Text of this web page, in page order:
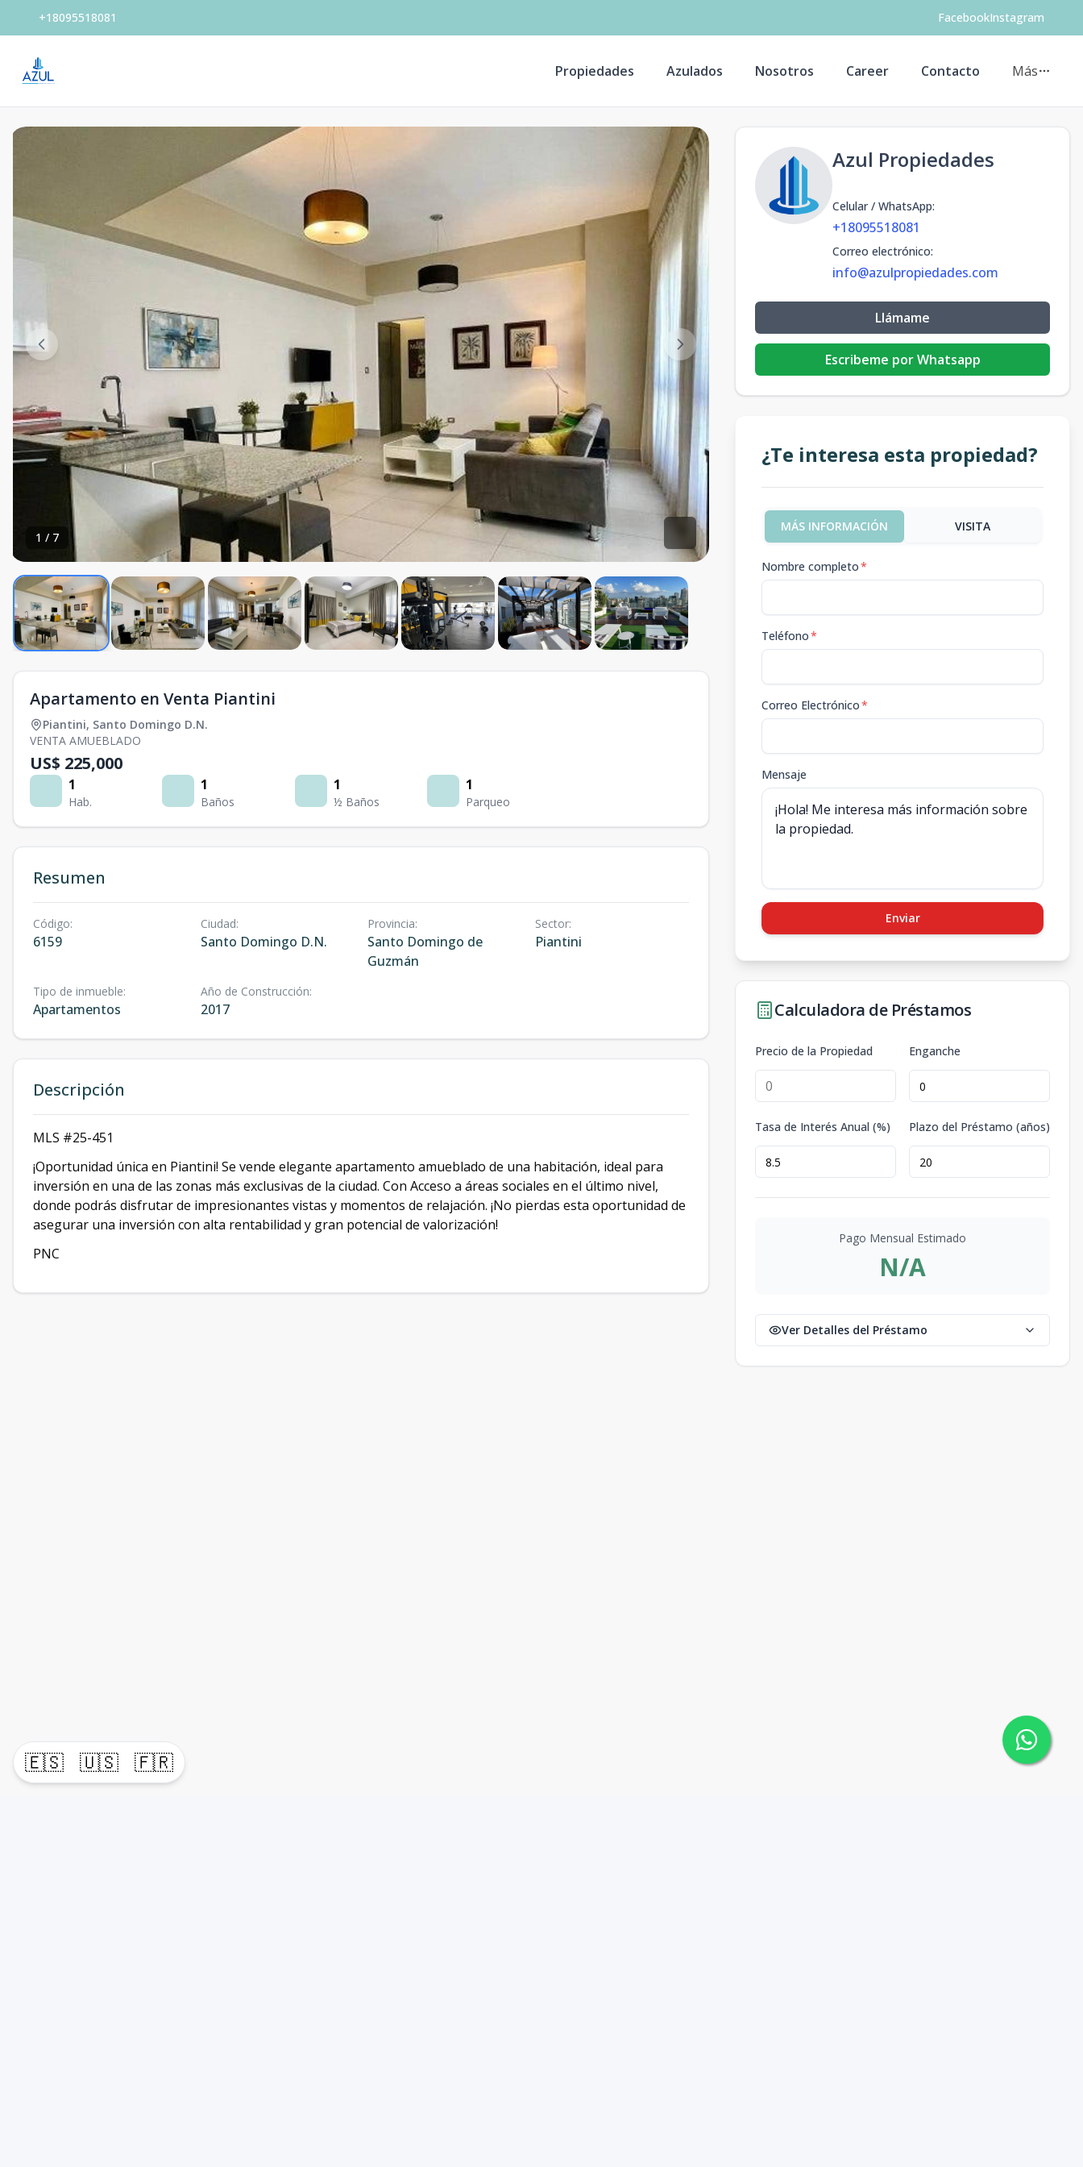
🇪🇸 🇺🇸 🇫🇷
+18095518081 FacebookInstagram
Propiedades Azulados Nosotros Career Contacto Más
1 / 7
Apartamento en Venta Piantini
Piantini, Santo Domingo D.N.
VENTA AMUEBLADO
US$ 225,000
1
Hab.
1
Baños
1
½ Baños
1
Parqueo
Resumen
Código:
6159
Ciudad:
Santo Domingo D.N.
Provincia:
Santo Domingo de
Guzmán
Sector:
Piantini
Tipo de inmueble:
Apartamentos
Año de Construcción:
2017
Descripción
MLS #25-451
¡Oportunidad única en Piantini! Se vende elegante apartamento amueblado de una habitación, ideal para
inversión en una de las zonas más exclusivas de la ciudad. Con Acceso a áreas sociales en el último nivel,
donde podrás disfrutar de impresionantes vistas y momentos de relajación. ¡No pierdas esta oportunidad de
asegurar una inversión con alta rentabilidad y gran potencial de valorización!
PNC
Azul Propiedades
Celular / WhatsApp:
+18095518081
Correo electrónico:
info@azulpropiedades.com
Llámame
Escribeme por Whatsapp
¿Te interesa esta propiedad?
MÁS INFORMACIÓN VISITA
Nombre completo*
Teléfono*
Correo Electrónico*
Mensaje
Enviar
Calculadora de Préstamos
Precio de la Propiedad Enganche
Tasa de Interés Anual (%) Plazo del Préstamo (años)
Pago Mensual Estimado
N/A
Ver Detalles del Préstamo